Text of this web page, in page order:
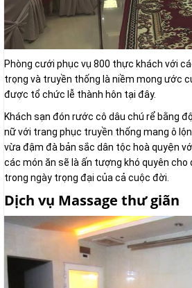
Phòng cưới phục vụ 800 thực khách với
trọng và truyền thống là niềm mong ước
được tổ chức lễ thành hôn tại đây.
Khách sạn đón rước cô dâu chú rể bằng
nữ với trang phục truyền thống mang ô
vừa đậm đà bản sắc dân tộc hoà quyện
các món ăn sẽ là ấn tượng khó quyên cho
trong ngày trọng đại của cả cuộc đời.
Dịch vụ Massage thư giãn